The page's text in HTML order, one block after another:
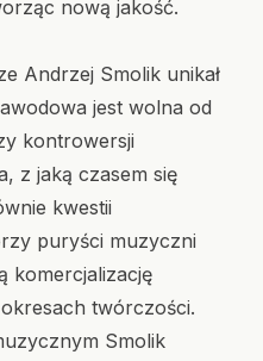
nową jakość.
Andrzej Smolik unikał
jest wolna od
kontrowersji
z jaką czasem się
kwestii
puryści muzyczni
komercjalizację
twórczości.
Smolik